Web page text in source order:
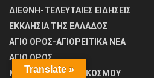
ΔΙΕΘΝΗ-ΤΕΛΕΥΤΑΙΕΣ ΕΙΔΗΣΕΙΣ
ΕΚΚΛΗΣΙΑ ΤΗΣ ΕΛΛΑΔΟΣ
ΑΓΙΟ ΟΡΟΣ-ΑΓΙΟΡΕΙΤΙΚΑ ΝΕΑ
ΑΓΙΟ ΟΡΟΣ
ΜΟΝΑΣΤΗΡΙΑ ΤΟΥ ΚΟΣΜΟΥ
Translate »